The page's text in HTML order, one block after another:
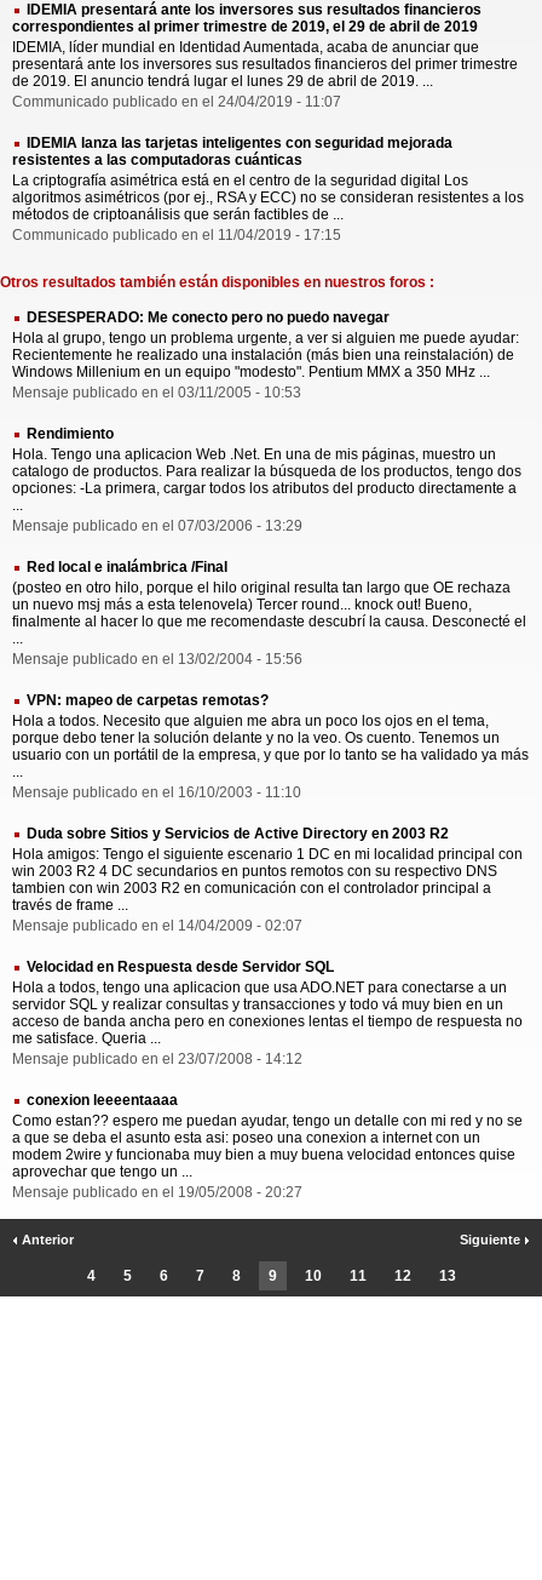
IDEMIA presentará ante los inversores sus resultados financieros
correspondientes al primer trimestre de 2019, el 29 de abril de 2019
IDEMIA, líder mundial en Identidad Aumentada, acaba de anunciar que
presentará ante los inversores sus resultados financieros del primer trimestre
de 2019. El anuncio tendrá lugar el lunes 29 de abril de 2019. ...
Communicado publicado en el 24/04/2019 - 11:07
IDEMIA lanza las tarjetas inteligentes con seguridad mejorada
resistentes a las computadoras cuánticas
La criptografía asimétrica está en el centro de la seguridad digital Los
algoritmos asimétricos (por ej., RSA y ECC) no se consideran resistentes a los
métodos de criptoanálisis que serán factibles de ...
Communicado publicado en el 11/04/2019 - 17:15
Otros resultados también están disponibles en nuestros foros :
DESESPERADO: Me conecto pero no puedo navegar
Hola al grupo, tengo un problema urgente, a ver si alguien me puede ayudar:
Recientemente he realizado una instalación (más bien una reinstalación) de
Windows Millenium en un equipo "modesto". Pentium MMX a 350 MHz ...
Mensaje publicado en el 03/11/2005 - 10:53
Rendimiento
Hola. Tengo una aplicacion Web .Net. En una de mis páginas, muestro un
catalogo de productos. Para realizar la búsqueda de los productos, tengo dos
opciones: -La primera, cargar todos los atributos del producto directamente a
...
Mensaje publicado en el 07/03/2006 - 13:29
Red local e inalámbrica /Final
(posteo en otro hilo, porque el hilo original resulta tan largo que OE rechaza
un nuevo msj más a esta telenovela) Tercer round... knock out! Bueno,
finalmente al hacer lo que me recomendaste descubrí la causa. Desconecté el
...
Mensaje publicado en el 13/02/2004 - 15:56
VPN: mapeo de carpetas remotas?
Hola a todos. Necesito que alguien me abra un poco los ojos en el tema,
porque debo tener la solución delante y no la veo. Os cuento. Tenemos un
usuario con un portátil de la empresa, y que por lo tanto se ha validado ya más
...
Mensaje publicado en el 16/10/2003 - 11:10
Duda sobre Sitios y Servicios de Active Directory en 2003 R2
Hola amigos: Tengo el siguiente escenario 1 DC en mi localidad principal con
win 2003 R2 4 DC secundarios en puntos remotos con su respectivo DNS
tambien con win 2003 R2 en comunicación con el controlador principal a
través de frame ...
Mensaje publicado en el 14/04/2009 - 02:07
Velocidad en Respuesta desde Servidor SQL
Hola a todos, tengo una aplicacion que usa ADO.NET para conectarse a un
servidor SQL y realizar consultas y transacciones y todo vá muy bien en un
acceso de banda ancha pero en conexiones lentas el tiempo de respuesta no
me satisface. Queria ...
Mensaje publicado en el 23/07/2008 - 14:12
conexion leeeentaaaa
Como estan?? espero me puedan ayudar, tengo un detalle con mi red y no se
a que se deba el asunto esta asi: poseo una conexion a internet con un
modem 2wire y funcionaba muy bien a muy buena velocidad entonces quise
aprovechar que tengo un ...
Mensaje publicado en el 19/05/2008 - 20:27
Anterior
4 5 6 7 8 9 10 11 12 13
Siguiente